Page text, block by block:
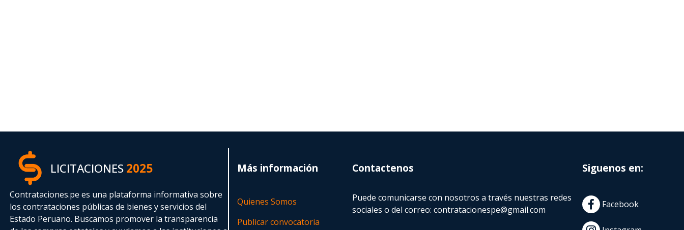
LICITACIONES2025
Contrataciones.pe es una plataforma informativa sobre
los contrataciones públicas de bienes y servicios del
Estado Peruano. Buscamos promover la transparencia
Más información
Quienes Somos
Publicar convocatoria
Contactenos
Puede comunicarse con nosotros a través nuestras redes
sociales o del correo:contratacionespe@gmail.com
Siguenos en:
Facebook